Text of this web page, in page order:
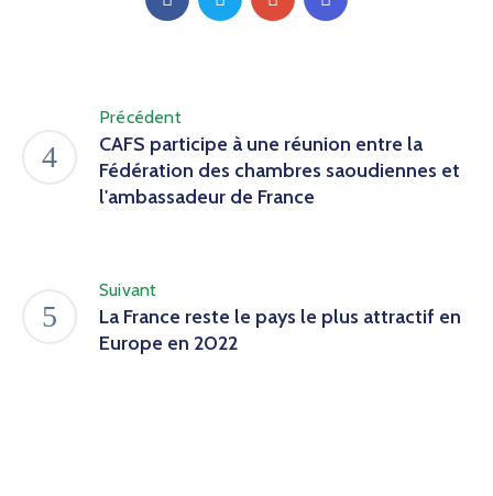
Précédent
CAFS participe à une réunion entre la
Fédération des chambres saoudiennes et
l'ambassadeur de France
Suivant
La France reste le pays le plus attractif en
Europe en 2022